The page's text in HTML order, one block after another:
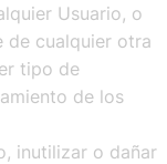
Usuario, o
de cualquier otra
tipo de
de los
inutilizar o dañar